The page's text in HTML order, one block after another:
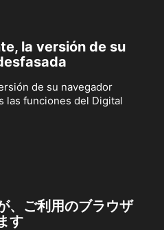
la versión de su
de su navegador
las funciones del Digital
、ご利用のブラウザ
す